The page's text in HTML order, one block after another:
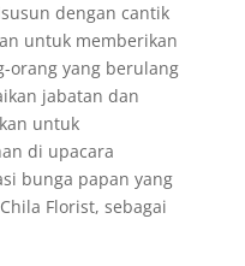
dengan cantik
untuk memberikan
orang yang berulang
jabatan dan
untuk
di upacara
bunga papan yang
Florist, sebagai